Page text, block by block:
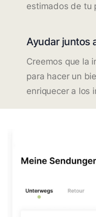
estimados de tu
Ayudar juntos
Creemos que la
para hacer un
enriquecer a los